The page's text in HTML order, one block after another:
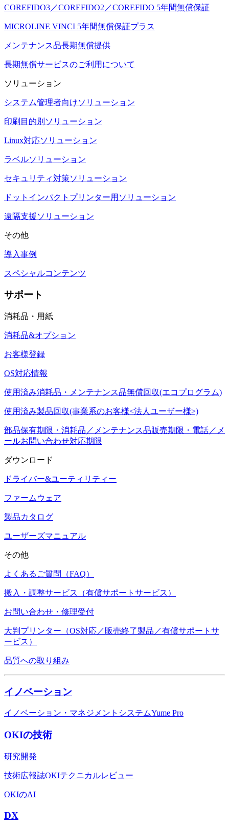
COREFIDO3／COREFIDO2／COREFIDO 5年間無償保証
MICROLINE VINCI 5年間無償保証プラス
メンテナンス品長期無償提供
長期無償サービスのご利用について
ソリューション
システム管理者向けソリューション
印刷目的別ソリューション
Linux対応ソリューション
ラベルソリューション
セキュリティ対策ソリューション
ドットインパクトプリンター用ソリューション
遠隔支援ソリューション
その他
導入事例
スペシャルコンテンツ
サポート
消耗品・用紙
消耗品&オプション
お客様登録
OS対応情報
使用済み消耗品・メンテナンス品無償回収(エコプログラム)
使用済み製品回収(事業系のお客様<法人ユーザー様>)
部品保有期限・消耗品／メンテナンス品販売期限・電話／メ
ールお問い合わせ対応期限
ダウンロード
ドライバー&ユーティリティー
ファームウェア
製品カタログ
ユーザーズマニュアル
その他
よくあるご質問（FAQ）
搬入・調整サービス（有償サポートサービス）
お問い合わせ・修理受付
大判プリンター（OS対応／販売終了製品／有償サポートサ
ービス）
品質への取り組み
イノベーション
イノベーション・マネジメントシステムYume Pro
OKIの技術
研究開発
技術広報誌OKIテクニカルレビュー
OKIのAI
DX